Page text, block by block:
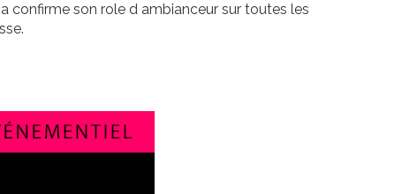
confirme son role d ambianceur sur toutes les